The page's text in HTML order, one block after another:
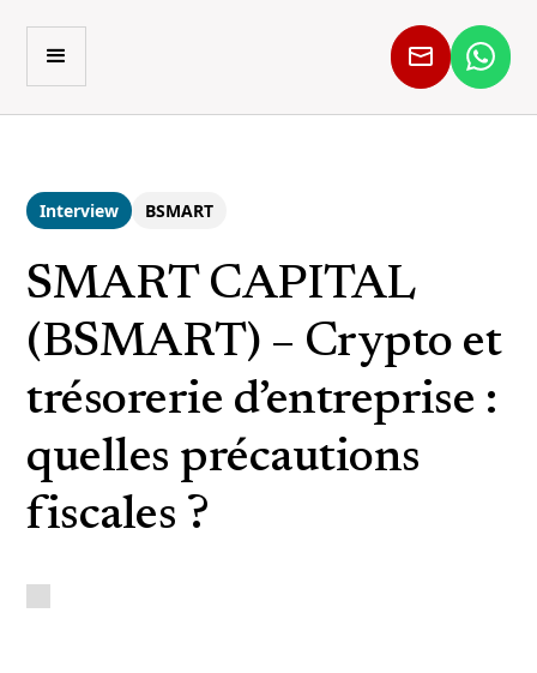
Interview BSMART
SMART CAPITAL
(BSMART) – Crypto et
trésorerie d’entreprise :
quelles précautions
fiscales ?